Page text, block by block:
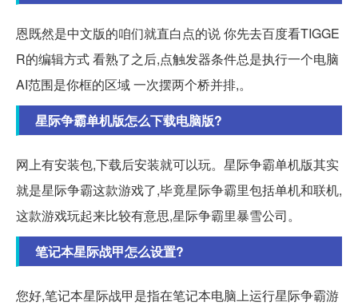
恩既然是中文版的咱们就直白点的说 你先去百度看TIGGE
R的编辑方式 看熟了之后,点触发器条件总是执行一个电脑
AI范围是你框的区域 一次摆两个桥并排,。
星际争霸单机版怎么下载电脑版?
网上有安装包,下载后安装就可以玩。星际争霸单机版其实
就是星际争霸这款游戏了,毕竟星际争霸里包括单机和联机,
这款游戏玩起来比较有意思,星际争霸里暴雪公司。
笔记本星际战甲怎么设置?
您好,笔记本星际战甲是指在笔记本电脑上运行星际争霸游